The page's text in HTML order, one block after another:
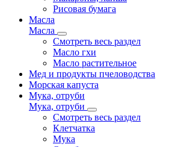
Рисовая бумага
Масла
Масла
Смотреть весь раздел
Масло гхи
Масло растительное
Мед и продукты пчеловодства
Морская капуста
Мука, отруби
Мука, отруби
Смотреть весь раздел
Клетчатка
Мука